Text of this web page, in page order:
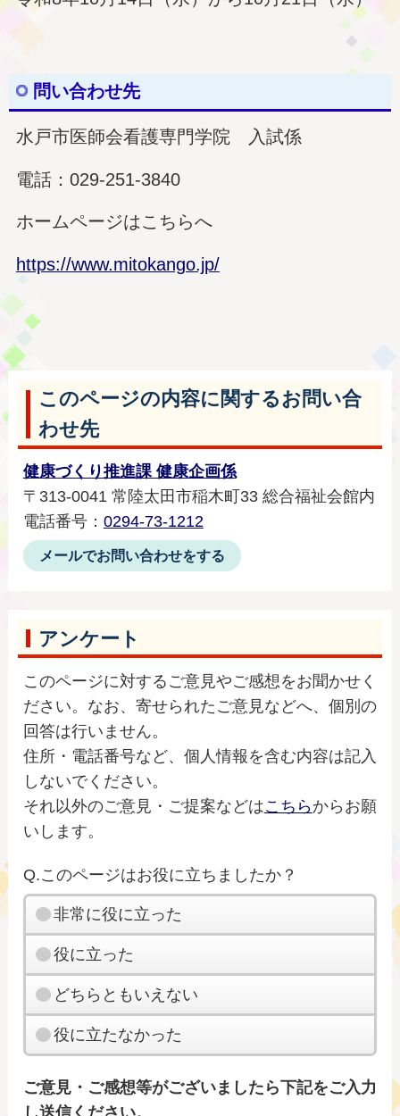
問い合わせ先
水戸市医師会看護専門学院 入試係
電話：029-251-3840
ホームページはこちらへ
https://www.mitokango.jp/
このページの内容に関するお問い合
わせ先
健康づくり推進課 健康企画係
〒313-0041 常陸太田市稲木町33 総合福祉会館内
電話番号： 0294-73-1212
メールでお問い合わせをする
アンケート
このページに対するご意見やご感想をお聞かせく
ださい。なお、寄せられたご意見などへ、個別の
回答は行いません。
住所・電話番号など、個人情報を含む内容は記入
しないでください。
それ以外のご意見・ご提案などはこちらからお願
いします。
Q.このページはお役に立ちましたか？
非常に役に立った
役に立った
どちらともいえない
役に立たなかった
ご意見・ご感想等がございましたら下記をご入力
し送信ください。